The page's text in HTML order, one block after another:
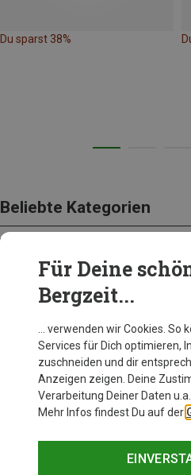
Du sparst 38%
Beliebte Kategorien
SCHUHE
Für Deine
Bergzeit...
… verwenden wir Cookies. So
Services für Dich optimieren,
zuschneiden und dir
Anzeigen zeigen. Deine
Verarbeitung Deiner Daten
Mehr Infos findest Du auf der